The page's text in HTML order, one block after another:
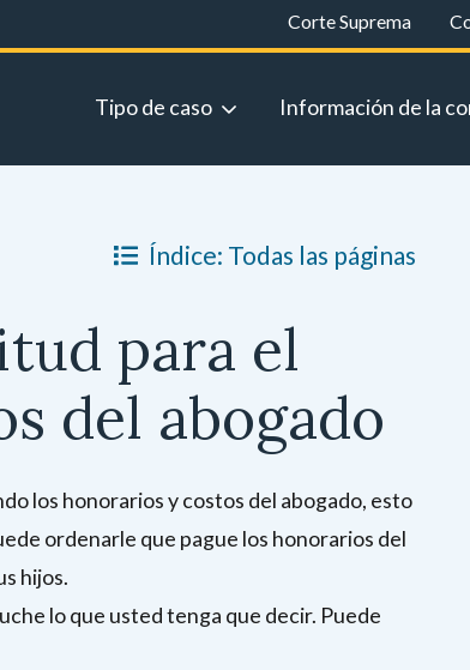
Corte Suprema
Tipo de caso Información de la
Índice: Todas las páginas
para el
del abogado
los honorarios y costos del abogado, esto
ordenarle que pague los honorarios del
hijos.
lo que usted tenga que decir. Puede